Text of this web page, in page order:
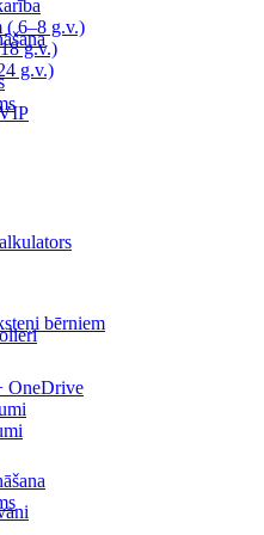
( 6–8 g.v.)
g.v.)
g.v.)
bērniem
OneDrive